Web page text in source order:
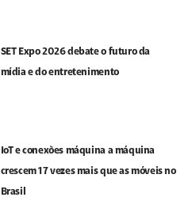
SET Expo 2026 debate o futuro da
mídia e do entretenimento
IoT e conexões máquina a máquina
crescem 17 vezes mais que as móveis no
Brasil